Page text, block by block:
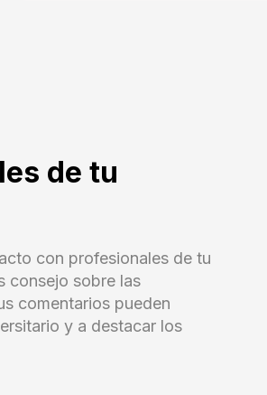
de tu
con profesionales de tu
consejo sobre las
comentarios pueden
y a destacar los